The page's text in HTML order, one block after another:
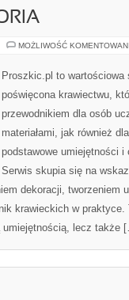
MOŻLIWOŚĆ
Proszkic.pl to wartościowa
poświęcona krawiectwu,
przewodnikiem dla osób
materiałami, jak również
podstawowe umiejętności
Serwis skupia się na
dekoracji, tworzeniem
krawieckich w
umiejętnością, lecz także